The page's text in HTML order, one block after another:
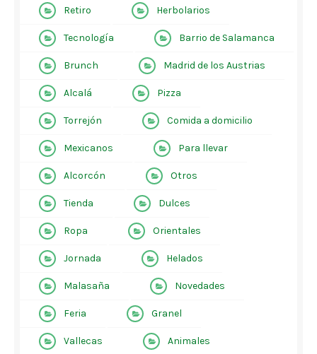
Retiro Herbolarios
Tecnología Barrio de Salamanca
Brunch Madrid de los Austrias
Alcalá Pizza
Torrejón Comida a domicilio
Mexicanos Para llevar
Alcorcón Otros
Tienda Dulces
Ropa Orientales
Jornada Helados
Malasaña Novedades
Feria Granel
Vallecas Animales